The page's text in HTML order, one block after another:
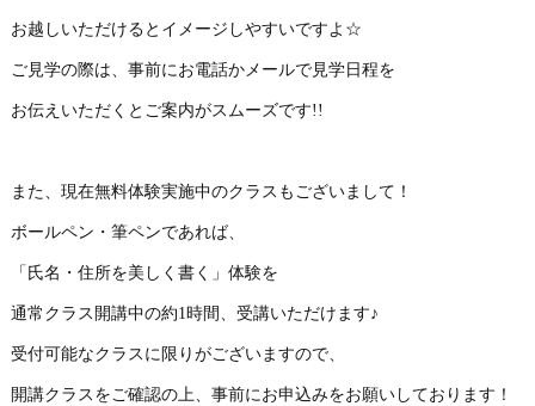
お越しいただけるとイメージしやすいですよ☆
ご見学の際は、事前にお電話かメールで見学日程を
お伝えいただくとご案内がスムーズです!!
また、現在無料体験実施中のクラスもございまして！
ボールペン・筆ペンであれば、
「氏名・住所を美しく書く」体験を
通常クラス開講中の約1時間、受講いただけます♪
受付可能なクラスに限りがございますので、
開講クラスをご確認の上、事前にお申込みをお願いしております！